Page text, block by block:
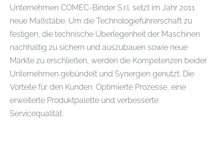
Unternehmen COMEC-Binder S.r.l. setzt im Jahr 2011
neue Maßstäbe. Um die Technologieführerschaft zu
festigen, die technische Überlegenheit der Maschinen
nachhaltig zu sichern und auszubauen sowie neue
Märkte zu erschließen, werden die Kompetenzen beider
Unternehmen gebündelt und Synergien genutzt. Die
Vorteile für den Kunden: Optimierte Prozesse, eine
erweiterte Produktpalette und verbesserte
Servicequalität.